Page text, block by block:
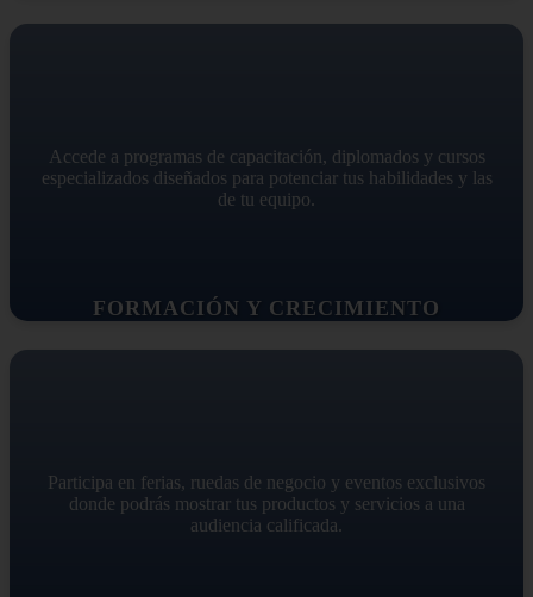
FORMACIÓN Y CRECIMIENTO
Accede a programas de capacitación, diplomados y cursos
especializados diseñados para potenciar tus habilidades y las
de tu equipo.
Participa en ferias, ruedas de negocio y eventos exclusivos
donde podrás mostrar tus productos y servicios a una
audiencia calificada.